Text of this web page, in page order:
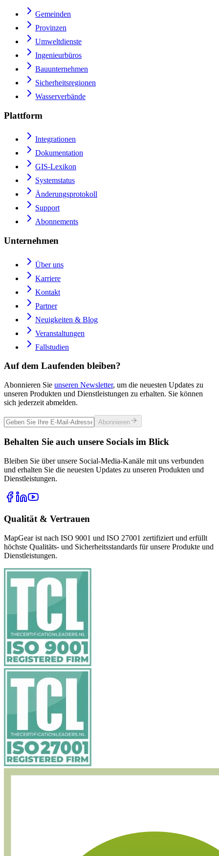
Gemeinden
Provinzen
Umweltdienste
Ingenieurbüros
Bauunternehmen
Sicherheitsregionen
Wasserverbände
Plattform
Integrationen
Dokumentation
GIS-Lexikon
Systemstatus
Änderungsprotokoll
Support
Abonnements
Unternehmen
Über uns
Karriere
Kontakt
Partner
Neuigkeiten & Blog
Veranstaltungen
Fallstudien
Auf dem Laufenden bleiben?
Abonnieren Sie unseren Newsletter, um die neuesten Updates zu
unseren Produkten und Dienstleistungen zu erhalten. Sie können
sich jederzeit abmelden.
Abonnieren
Behalten Sie auch unsere Socials im Blick
Bleiben Sie über unsere Social-Media-Kanäle mit uns verbunden
und erhalten Sie die neuesten Updates zu unseren Produkten und
Dienstleistungen.
Qualität & Vertrauen
MapGear ist nach ISO 9001 und ISO 27001 zertifiziert und erfüllt
höchste Qualitäts- und Sicherheitsstandards für unsere Produkte und
Dienstleistungen.